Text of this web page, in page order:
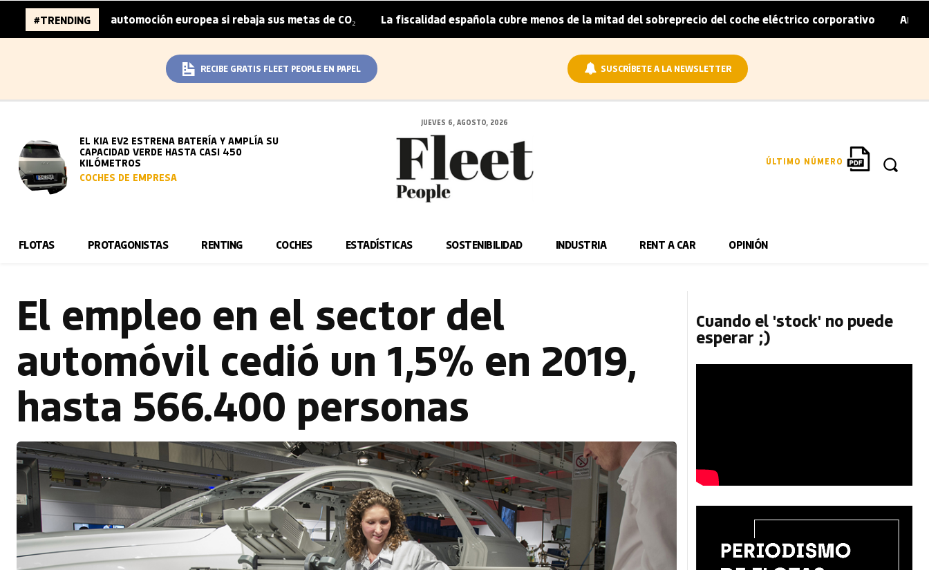
#TRENDING
de la automoción europea si rebaja sus metas de CO₂ | La fiscalidad española cubre menos de la mitad del sobreprecio del coche eléctrico corporativo | Arval convierte
RECIBE GRATIS FLEET PEOPLE EN PAPEL SUSCRÍBETE A LA NEWSLETTER
EL KIA EV2 ESTRENA BATERÍA Y AMPLÍA SU
CAPACIDAD VERDE HASTA CASI 450
KILÓMETROS
COCHES DE EMPRESA
JUEVES 6, AGOSTO, 2026
ÚLTIMO NÚMERO
FLOTAS PROTAGONISTAS RENTING COCHES ESTADÍSTICAS SOSTENIBILIDAD INDUSTRIA RENT A CAR OPINIÓN
El empleo en el sector del
automóvil cedió un 1,5% en 2019,
hasta 566.400 personas
Cuando el 'stock' no puede
esperar ;)